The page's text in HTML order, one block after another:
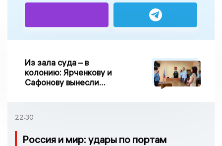
Из зала суда – в
колонию: Ярченкову и
Сафонову вынесли
22:30
Россия и мир: удары по портам